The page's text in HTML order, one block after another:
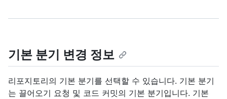
기본 분기 변경 정보
리포지토리의 기본 분기를 선택할 수 있습니다. 기본 분기
는 끌어오기 요청 및 코드 커밋의 기본 분기입니다. 기본